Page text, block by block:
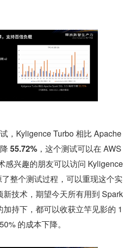
，Kyligence Turbo 相比 Apache
55.72% ，这个测试可以在 AWS
感兴趣的朋友可以访问 Kyligence
整个测试过程，可以重现这个实
技术，期望今天所有用到 Spark
持下，都可以收获立竿见影的 1
的成本下降。